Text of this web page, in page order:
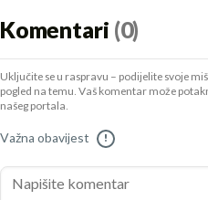
Komentari (0)
Uključite se u raspravu – podijelite svoje
pogled na temu. Vaš komentar može
našeg portala.
Važna obavijest !